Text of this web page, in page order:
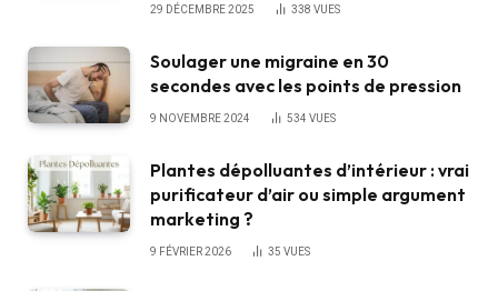
29 DÉCEMBRE 2025 338 VUES
Soulager une migraine en 30
secondes avec les points de pression
9 NOVEMBRE 2024 534 VUES
Plantes dépolluantes d’intérieur : vrai
purificateur d’air ou simple argument
marketing ?
9 FÉVRIER 2026 35 VUES